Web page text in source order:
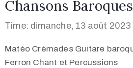
Chansons Baroques
Time: dimanche, 13 août 2023
Matéo Crémades Guitare
Ferron Chant et Percussions